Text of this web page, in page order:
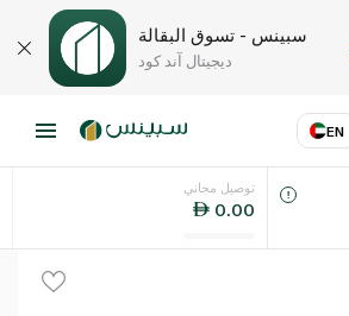
سبينس - تسوق البقالة
ديجيتال آند كود
EN
اللغةتوصيل مجاني
0.00